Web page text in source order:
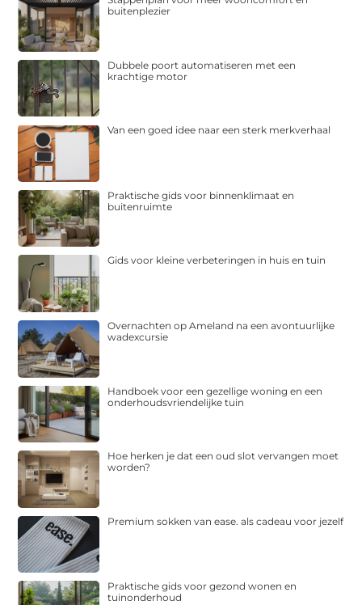
buitenplezier
Dubbele poort automatiseren met een
krachtige motor
Van een goed idee naar een sterk merkverhaal
Praktische gids voor binnenklimaat en
buitenruimte
Gids voor kleine verbeteringen in huis en tuin
Overnachten op Ameland na een avontuurlijke
wadexcursie
Handboek voor een gezellige woning en een
onderhoudsvriendelijke tuin
Hoe herken je dat een oud slot vervangen moet
worden?
Premium sokken van ease. als cadeau voor jezelf
Praktische gids voor gezond wonen en
tuinonderhoud